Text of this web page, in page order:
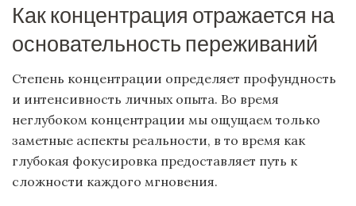
Как концентрация отражается на
основательность переживаний
Степень концентрации определяет профундность
и интенсивность личных опыта. Во время
неглубоком концентрации мы ощущаем только
заметные аспекты реальности, в то время как
глубокая фокусировка предоставляет путь к
сложности каждого мгновения.